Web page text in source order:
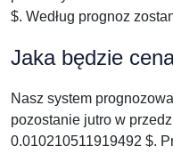
$. Według prognoz
Jaka będzie
Nasz system
pozostanie jutro w
0.010210511919492 $.